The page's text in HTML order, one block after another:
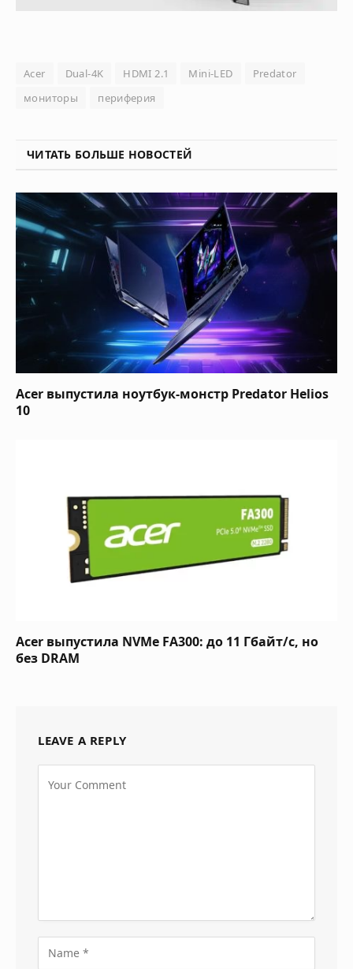
Acer Dual-4K HDMI 2.1 Mini-LED
Predator
мониторы
периферия
ЧИТАТЬ БОЛЬШЕ НОВОСТЕЙ
Acer выпустила ноутбук-монстр Predator Helios
10
Acer выпустила NVMe FA300: до 11 Гбайт/с, но
без DRAM
LEAVE A REPLY